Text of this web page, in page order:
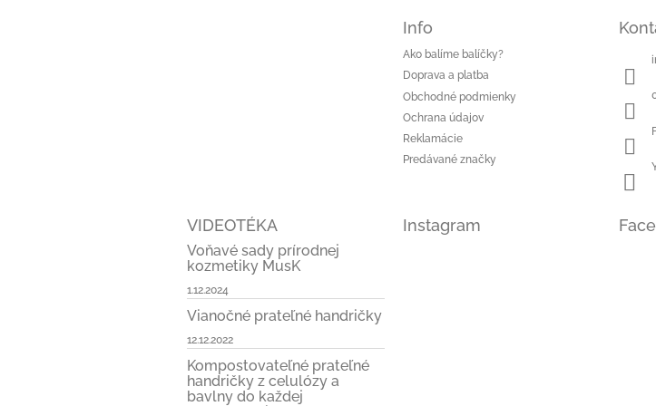
Info
Ako balíme balíčky?
Doprava a platba
Obchodné podmienky
Ochrana údajov
Reklamácie
Predávané značky
VIDEOTÉKA
Voňavé sady prírodnej
kozmetiky MusK
1.12.2024
Vianočné prateľné handričky
12.12.2022
Kompostovateľné prateľné
handričky z celulózy a
bavlny do každej
Instagram